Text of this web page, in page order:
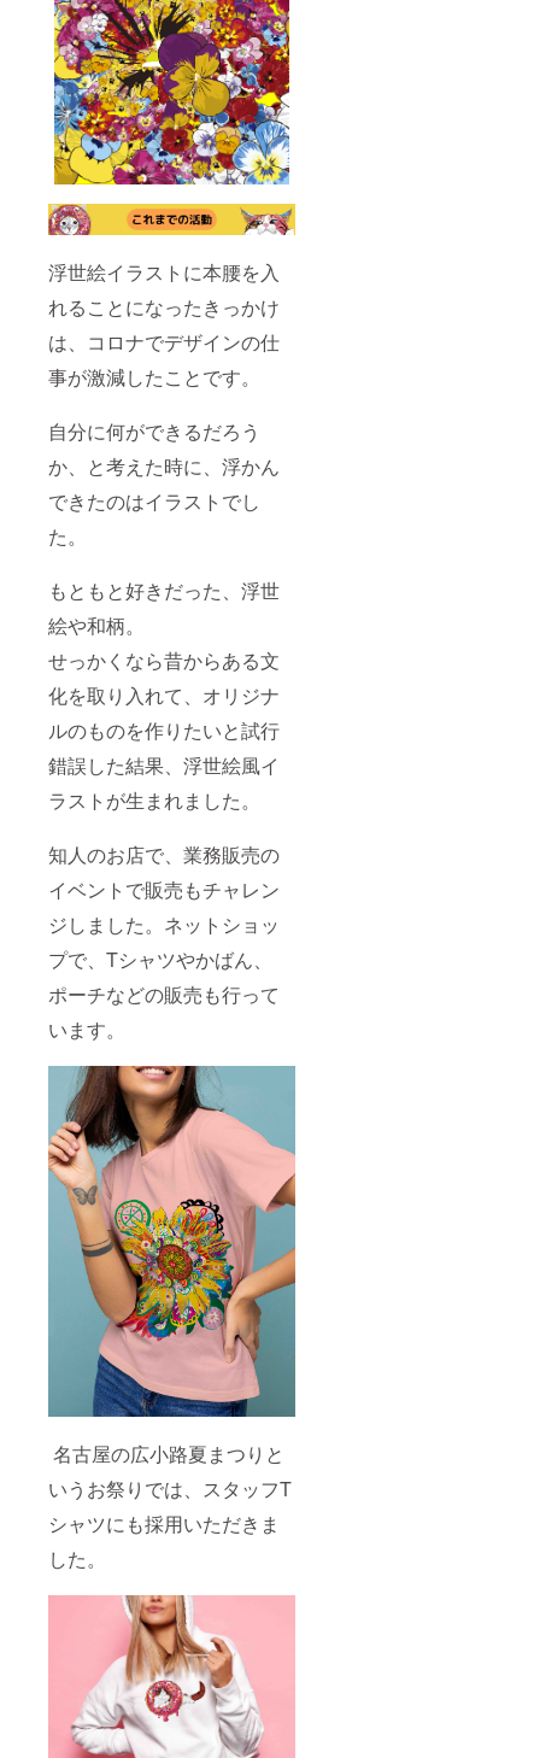
浮世絵イラストに本腰を入
れることになったきっかけ
は、コロナでデザインの仕
事が激減したことです。
自分に何ができるだろう
か、と考えた時に、浮かん
できたのはイラストでし
た。
もともと好きだった、浮世
絵や和柄。
せっかくなら昔からある文
化を取り入れて、オリジナ
ルのものを作りたいと試行
錯誤した結果、浮世絵風イ
ラストが生まれました。
知人のお店で、業務販売の
イベントで販売もチャレン
ジしました。ネットショッ
プで、Tシャツやかばん、
ポーチなどの販売も行って
います。
名古屋の広小路夏まつりと
いうお祭りでは、スタッフT
シャツにも採用いただきま
した。